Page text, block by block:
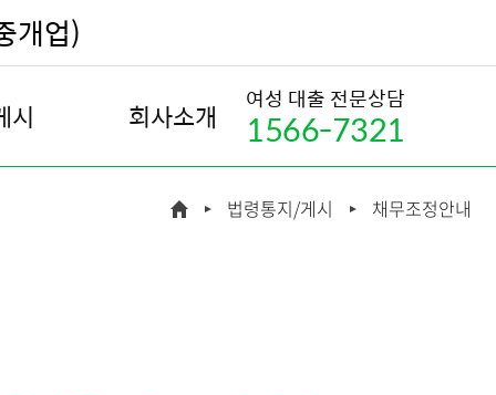
개업)
시 회사소개
회사소개
여성 대출 전문상담
1566-7321
법령통지/게시 채무조정안내